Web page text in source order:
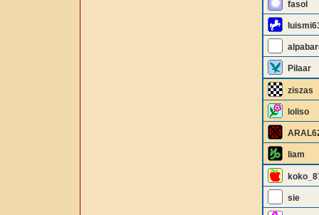
fasol
Pilaar
ziszas
loliso
liam
sie